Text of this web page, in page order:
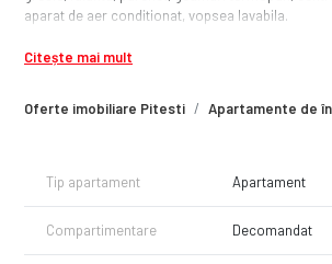
Oferte imobiliare Pitesti Apartamente de
aparat de aer conditionat, vopsea lavabila.
De asemenea, este foarte aproape de: centrul
Apartamentul se inchiriaza mobilat si utliat
Asteptam sa ne contactati pentru informatii
Detalii complete aici:
https://www.remax.ro/anunt/55870/comision-0-
apartament-de-inchiriat
Citește mai mult
Tip apartament Apartament
Compartimentare Decomandat